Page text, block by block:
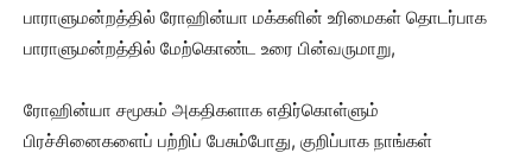
பாராளுமன்றத்தில் ரோஹின்யா மக்களின் உரிமைகள் தொடர்பாக
பாராளுமன்றத்தில் மேற்கொண்ட உரை பின்வருமாறு,
ரோஹின்யா சமூகம் அகதிகளாக எதிர்கொள்ளும்
பிரச்சினைகளைப் பற்றிப் பேசும்போது, குறிப்பாக நாங்கள்